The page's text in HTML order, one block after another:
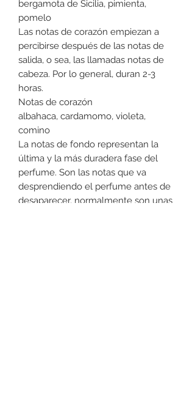
bergamota de Sicilia, pimienta,
pomelo
Las notas de corazón empiezan a
percibirse después de las notas de
salida, o sea, las llamadas notas de
cabeza. Por lo general, duran 2-3
horas.
Notas de corazón
albahaca, cardamomo, violeta,
comino
La notas de fondo representan la
última y la más duradera fase del
perfume. Son las notas que va
desprendiendo el perfume antes de
desaparecer, normalmente son unas